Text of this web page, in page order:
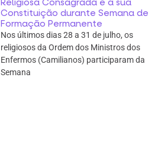
Constituição durante Semana de
Formação Permanente
Nos últimos dias 28 a 31 de julho, os
religiosos da Ordem dos Ministros dos
Enfermos (Camilianos) participaram da
Semana